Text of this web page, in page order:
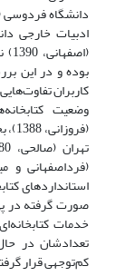
ادبیات خارجی
بوده و در این
کاربران
وضعیت
استانداردهای
صورت گرفته در
خدمات
تعدادشان در
کم‌توجهی قرار